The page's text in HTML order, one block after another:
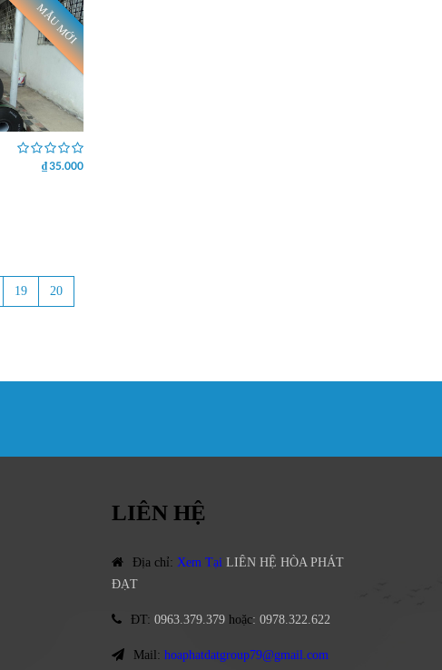
MẪU MỚI
₫ 35.000
19 20
LIÊN HỆ
Địa chỉ: Xem Tại LIÊN HỆ HÒA PHÁT
ĐẠT
ĐT: 0963.379.379 hoặc: 0978.322.622
Mail: hoaphatdatgroup79@gmail.com